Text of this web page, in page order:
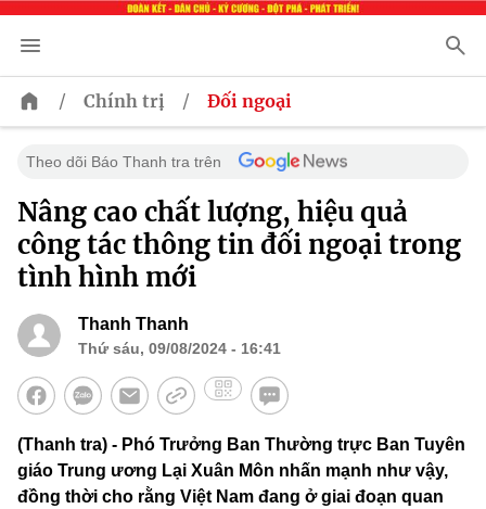
/ Chính trị / Đối ngoại
Theo dõi Báo Thanh tra trên
Nâng cao chất lượng, hiệu quả
công tác thông tin đối ngoại trong
tình hình mới
Thanh Thanh
Thứ sáu, 09/08/2024 - 16:41
(Thanh tra) - Phó Trưởng Ban Thường trực Ban Tuyên
giáo Trung ương Lại Xuân Môn nhấn mạnh như vậy,
đồng thời cho rằng Việt Nam đang ở giai đoạn quan